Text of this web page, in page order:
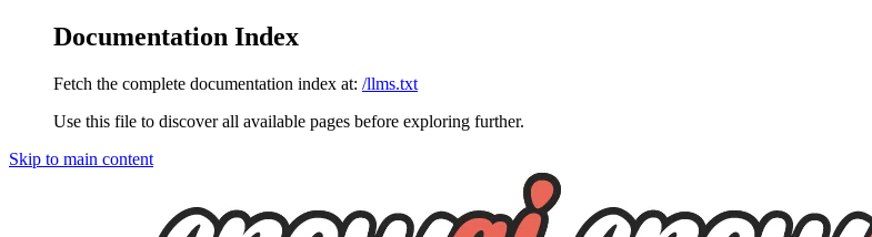
Documentation Index
Fetch the complete documentation index at: /llms.txt
Use this file to discover all available pages before exploring further.
Skip to main content